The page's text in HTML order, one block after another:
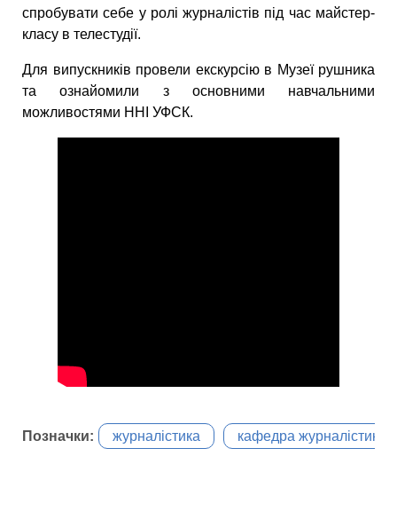
спробувати себе у ролі журналістів під час майстер-
класу в телестудії.
Для випускників провели екскурсію в Музеї рушника
та ознайомили з основними навчальними
можливостями ННІ УФСК.
Позначки: журналістика кафедра журналістики